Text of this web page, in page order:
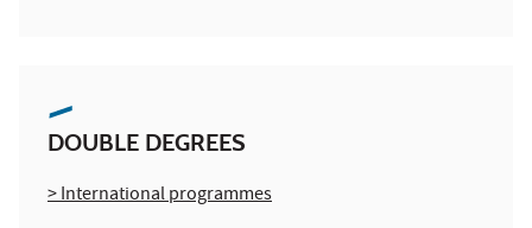
DOUBLE DEGREES
> International programmes